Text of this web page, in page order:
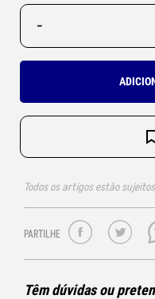
-
Todos os artigos estão
PARTILHE
Têm dúvidas ou